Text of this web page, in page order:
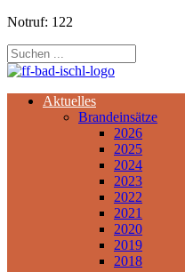
Notruf: 122
Aktuelles
Brandeinsätze
2026
2025
2024
2023
2022
2021
2020
2019
2018